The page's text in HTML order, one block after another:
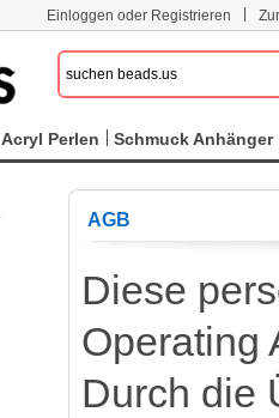
Einloggen oder Registrieren
Acryl Perlen Schmuck Anhänger
AGB
Diese
Operating
Durch die